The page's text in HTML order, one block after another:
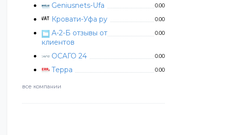
Geniusnets-Ufa 0.00
Кровати-Уфа ру 0.00
А-2-Б отзывы от
клиентов
0.00
ОСАГО 24 0.00
Терра 0.00
все компании